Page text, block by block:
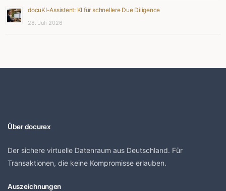
docuKI-Assistent: KI für schnellere Due Diligence
28. Juli 2026
Über docurex
Der sichere virtuelle Datenraum aus Deutschland. Für
Transaktionen, die keine Kompromisse erlauben.
Auszeichnungen